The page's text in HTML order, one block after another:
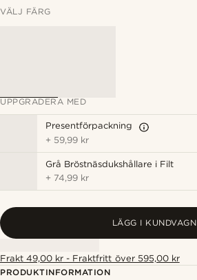
VÄLJ FÄRG
UPPGRADERA MED
Presentförpackning
+ 59,99 kr
Grå Bröstnäsdukshållare i Filt
+ 74,99 kr
LÄGG I KUNDVAGN
Frakt 49,00 kr - Fraktfritt över 595,00 kr
PRODUKTINFORMATION